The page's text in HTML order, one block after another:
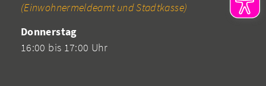
(Einwohnermeldeamt und Stadtkasse)
Donnerstag
16:00 bis 17:00 Uhr